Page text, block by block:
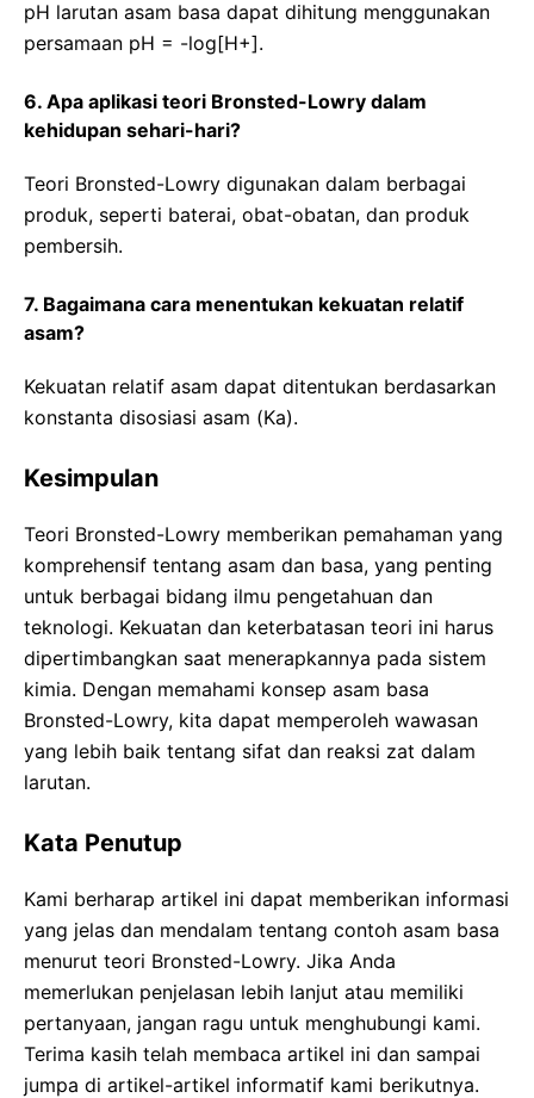
pH larutan asam basa dapat dihitung menggunakan
persamaan pH = -log[H+].
6. Apa aplikasi teori Bronsted-Lowry dalam
kehidupan sehari-hari?
Teori Bronsted-Lowry digunakan dalam berbagai
produk, seperti baterai, obat-obatan, dan produk
pembersih.
7. Bagaimana cara menentukan kekuatan relatif
asam?
Kekuatan relatif asam dapat ditentukan berdasarkan
konstanta disosiasi asam (Ka).
Kesimpulan
Teori Bronsted-Lowry memberikan pemahaman yang
komprehensif tentang asam dan basa, yang penting
untuk berbagai bidang ilmu pengetahuan dan
teknologi. Kekuatan dan keterbatasan teori ini harus
dipertimbangkan saat menerapkannya pada sistem
kimia. Dengan memahami konsep asam basa
Bronsted-Lowry, kita dapat memperoleh wawasan
yang lebih baik tentang sifat dan reaksi zat dalam
larutan.
Kata Penutup
Kami berharap artikel ini dapat memberikan informasi
yang jelas dan mendalam tentang contoh asam basa
menurut teori Bronsted-Lowry. Jika Anda
memerlukan penjelasan lebih lanjut atau memiliki
pertanyaan, jangan ragu untuk menghubungi kami.
Terima kasih telah membaca artikel ini dan sampai
jumpa di artikel-artikel informatif kami berikutnya.